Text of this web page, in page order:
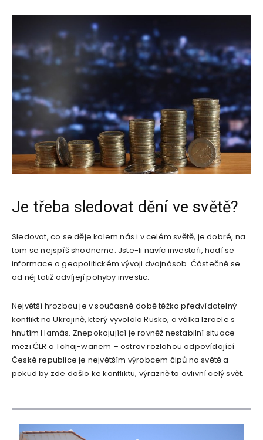
Je třeba sledovat dění ve světě?
Sledovat, co se děje kolem nás i v celém světě, je dobré, na
tom se nejspíš shodneme. Jste-li navíc investoři, hodí se
informace o geopolitickém vývoji dvojnásob. Částečně se
od něj totiž odvíjejí pohyby investic.
Největší hrozbou je v současné době těžko předvídatelný
konflikt na Ukrajině, který vyvolalo Rusko, a válka Izraele s
hnutím Hamás. Znepokojující je rovněž nestabilní situace
mezi ČLR a Tchaj-wanem – ostrov rozlohou odpovídající
České republice je největším výrobcem čipů na světě a
pokud by zde došlo ke konfliktu, výrazně to ovlivní celý svět.